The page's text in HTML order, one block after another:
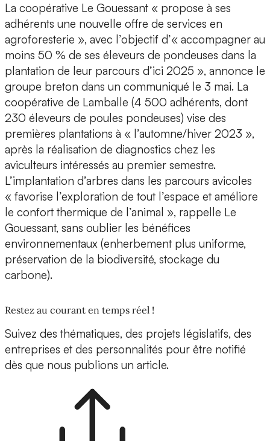
La coopérative Le Gouessant « propose à ses
adhérents une nouvelle offre de services en
agroforesterie », avec l’objectif d’« accompagner au
moins 50 % de ses éleveurs de pondeuses dans la
plantation de leur parcours d’ici 2025 », annonce le
groupe breton dans un communiqué le 3 mai. La
coopérative de Lamballe (4 500 adhérents, dont
230 éleveurs de poules pondeuses) vise des
premières plantations à « l’automne/hiver 2023 »,
après la réalisation de diagnostics chez les
aviculteurs intéressés au premier semestre.
L’implantation d’arbres dans les parcours avicoles
« favorise l’exploration de tout l’espace et améliore
le confort thermique de l’animal », rappelle Le
Gouessant, sans oublier les bénéfices
environnementaux (enherbement plus uniforme,
préservation de la biodiversité, stockage du
carbone).
Restez au courant en temps réel !
Suivez des thématiques, des projets législatifs, des
entreprises et des personnalités pour être notifié
dès que nous publions un article.